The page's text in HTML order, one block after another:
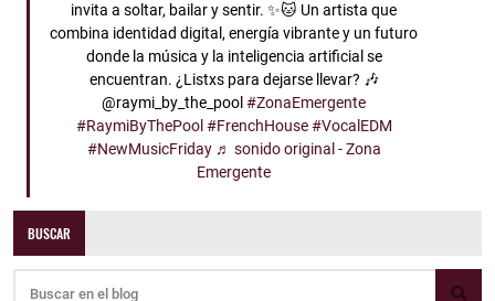
invita a soltar, bailar y sentir. ✨🐱 Un artista que
combina identidad digital, energía vibrante y un futuro
donde la música y la inteligencia artificial se
encuentran. ¿Listxs para dejarse llevar? 🎶
@raymi_by_the_pool#ZonaEmergente
#RaymiByThePool #FrenchHouse #VocalEDM
#NewMusicFriday ♬ sonido original - Zona
Emergente
BUSCAR